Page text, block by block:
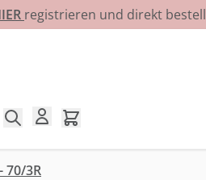
registrieren und direkt
70/3R